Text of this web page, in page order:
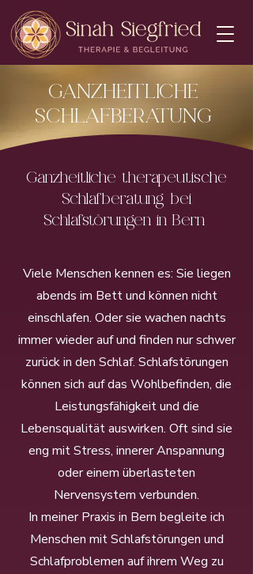
GANZHEITLICHE
SCHLAFBERATUNG
Ganzheitliche therapeutische
Schlafberatung bei
Schlafstörungen in Bern
Viele Menschen kennen es: Sie liegen
abends im Bett und können nicht
einschlafen. Oder sie wachen nachts
immer wieder auf und finden nur schwer
zurück in den Schlaf. Schlafstörungen
können sich auf das Wohlbefinden, die
Leistungsfähigkeit und die
Lebensqualität auswirken. Oft sind sie
eng mit Stress, innerer Anspannung
oder einem überlasteten
Nervensystem verbunden.
In meiner Praxis in Bern begleite ich
Menschen mit Schlafstörungen und
Schlafproblemen auf ihrem Weg zu